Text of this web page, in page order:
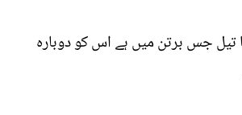
جس برتن میں ہے اس کو دوبارہ